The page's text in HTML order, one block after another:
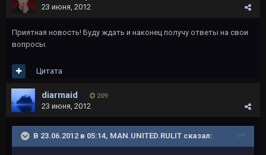
23 июня, 2012
Приятная новость! Буду ждать и наконец получу ответы на свои
вопросы.
Цитата
diarmaid 209
23 июня, 2012
В 23.06.2012 в 05:14, MAN.UNITED.RULIT сказал: